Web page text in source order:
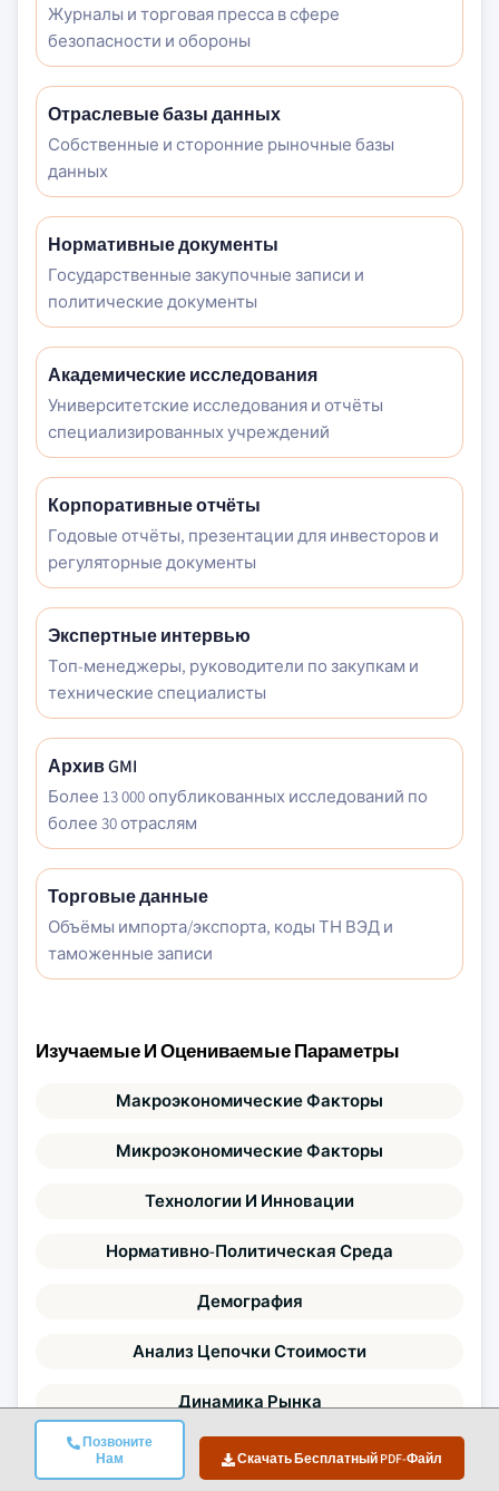
Позвоните
Нам
Скачать Бесплатный PDF-Файл
Журналы и торговая пресса в сфере
безопасности и обороны
Отраслевые базы данных
Собственные и сторонние рыночные базы
данных
Нормативные документы
Государственные закупочные записи и
политические документы
Академические исследования
Университетские исследования и отчёты
специализированных учреждений
Корпоративные отчёты
Годовые отчёты, презентации для инвесторов и
регуляторные документы
Экспертные интервью
Топ-менеджеры, руководители по закупкам и
технические специалисты
Архив GMI
Более 13 000 опубликованных исследований по
более 30 отраслям
Торговые данные
Объёмы импорта/экспорта, коды ТН ВЭД и
таможенные записи
Изучаемые И Оцениваемые Параметры
Макроэкономические Факторы
Микроэкономические Факторы
Технологии И Инновации
Нормативно-Политическая Среда
Демография
Анализ Цепочки Стоимости
Динамика Рынка
Пять Сил Портера